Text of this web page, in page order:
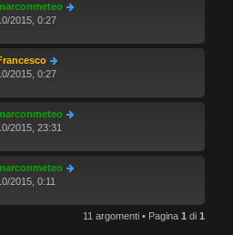
2015, 0:27
2015, 0:27
2015, 23:31
2015, 0:11
11 argomenti • Pagina 1 di 1